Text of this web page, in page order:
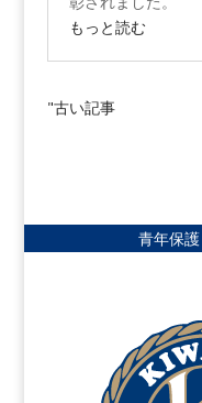
もっと読む
"古い記事
青年保護